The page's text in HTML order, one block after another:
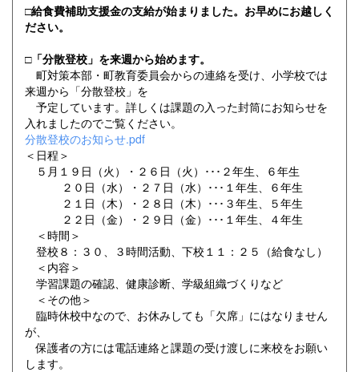
□給食費補助支援金の支給が始まりました。お早めにお越しく
ださい。
□「分散登校」を来週から始めます。
町対策本部・町教育委員会からの連絡を受け、小学校では
来週から「分散登校」を
予定しています。詳しくは課題の入った封筒にお知らせを
入れましたのでご覧ください。
分散登校のお知らせ.pdf
＜日程＞
５月１９日（火）・２６日（火）･･･２年生、６年生
２０日（水）・２７日（水）･･･１年生、６年生
２１日（木）・２８日（木）･･･３年生、５年生
２２日（金）・２９日（金）･･･１年生、４年生
＜時間＞
登校８：３０、３時間活動、下校１１：２５（給食なし）
＜内容＞
学習課題の確認、健康診断、学級組織づくりなど
＜その他＞
臨時休校中なので、お休みしても「欠席」にはなりません
が、
保護者の方には電話連絡と課題の受け渡しに来校をお願い
します。